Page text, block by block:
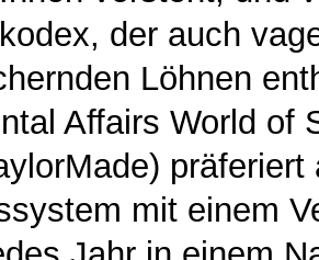
der auch
Löhnen
Affairs World of
mit einem